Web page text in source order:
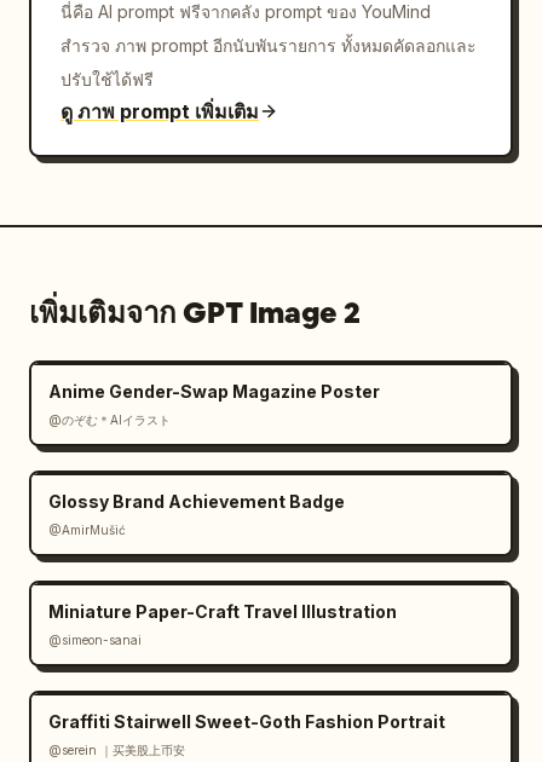
กลาง","count":4,"labels":
["Drape","Proportion","Movement in
Motion","Close-up"]},{"title":"สรุปเหตุและ
ผล","position":"ขวาล่าง","count":6,"labels":
Judgment","Structural Engineering","Craft
shape one result"]}],"additional_elements":
sketches":10,"diagram_arrows":"ลูกศรชี้รายละเอียด
กระบวนการเข้ากับชุดตรงกลาง"}},"text":
{"headline_cn":"一件女装诞生的因果
链","headline_en":"THE CAUSAL CHAIN OF A
WOMEN'S GARMENT","top_right_quote":"เสื้อผ้าที่
ทำให้มองเห็นได้ ทุกรอยตะเข็บเก็บรักษาการตัดสินใจเอา
ไว้","footer":"เสื้อผ้าดำรงอยู่ได้เพราะการตัดสินใจนับไม่
","background":"ขาวโทนอุ่น","accent":"เส้นสายสี
จาง","detail_level":"สูงมาก","composition":"อิน
โฟกราฟิกคุณภาพระดับนิตยสาร โดยมีนางแบบอยู่ตรงกลาง
นี่คือ AI prompt ฟรีจากคลัง prompt ของ YouMind
สำรวจ ภาพ prompt อีกนับพันรายการ ทั้งหมดคัดลอกและ
ปรับใช้ได้ฟรี
ดู ภาพ prompt เพิ่มเติม
เพิ่มเติมจาก GPT Image 2
Anime Gender-Swap Magazine Poster
@のぞむ＊AIイラスト
Glossy Brand Achievement Badge
@AmirMušić
Miniature Paper-Craft Travel Illustration
@simeon-sanai
Graffiti Stairwell Sweet-Goth Fashion Portrait
@serein ｜买美股上币安